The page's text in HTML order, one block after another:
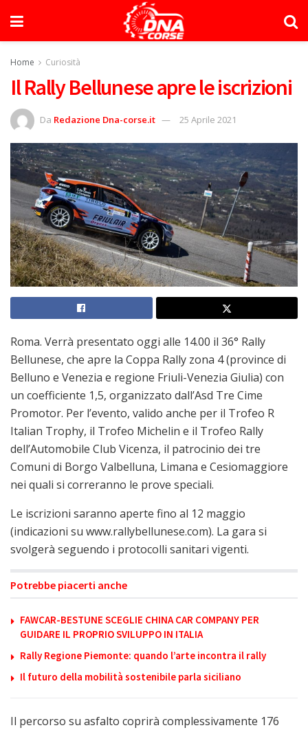
Home Curiosità
Il Rally Bellunese apre le iscrizioni
Da Redazione Dna-corse.it 25 Aprile 2021
Roma. Verrà presentato oggi alle 14.00 il 36° Rally
Bellunese, che apre la Coppa Rally zona 4 (province di
Belluno e Venezia e regione Friuli-Venezia Giulia) con
un coefficiente 1,5, organizzato dall’Asd Tre Cime
Promotor. Per l’evento, valido anche per il Trofeo R
Italian Trophy, il Trofeo Michelin e il Trofeo Rally
dell’Automobile Club Vicenza, il patrocinio dei tre
Comuni di Borgo Valbelluna, Limana e Cesiomaggiore
nei quali si correranno le prove speciali.
Le iscrizioni saranno aperte fino al 12 maggio
(indicazioni su www.rallybellunese.com). La gara si
svolgerà seguendo i protocolli sanitari vigenti.
Potrebbe piacerti anche
FAWCAR-BESTUNE SCEGLIE CHINA CAR COMPANY PER
GUIDARE IL PROPRIO SVILUPPO IN ITALIA
Rally Regione Piemonte: quando l’arte incontra il rally
Il futuro della mobilità sostenibile parla siciliano
Il percorso su asfalto coprirà complessivamente 176